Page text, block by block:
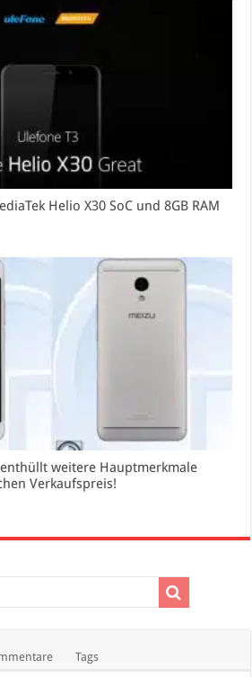
Helio X30 SoC und 8GB RAM
weitere Hauptmerkmale
Verkaufspreis!
Tags